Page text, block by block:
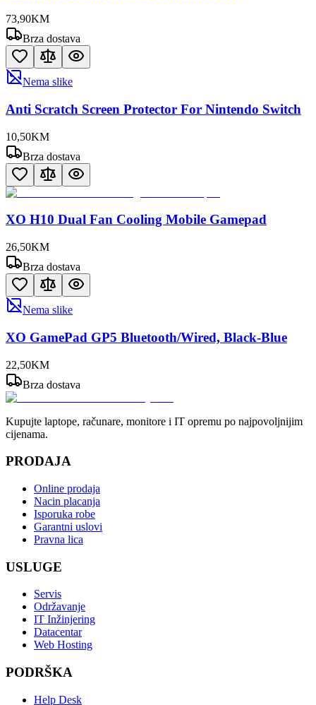
73,90KM
Brza dostava
Nema slike
Anti Scratch Screen Protector For Nintendo Switch
10,50KM
Brza dostava
XO H10 Dual Fan Cooling Mobile Gamepad
26,50KM
Brza dostava
Nema slike
XO GamePad GP5 Bluetooth/Wired, Black-Blue
22,50KM
Brza dostava
Kupujte laptope, računare, monitore i IT opremu po najpovoljnijim
cijenama.
PRODAJA
Online prodaja
Nacin placanja
Isporuka robe
Garantni uslovi
Pravna lica
USLUGE
Servis
Održavanje
IT Inžinjering
Datacentar
Web Hosting
PODRŠKA
Help Desk